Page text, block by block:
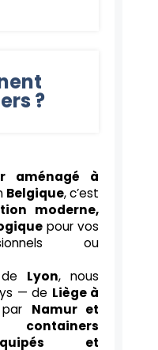
?
aménagé à
Belgique, c’est
moderne,
pour vos
ou
Lyon, nous
— de Liège à
Namur et
containers
et